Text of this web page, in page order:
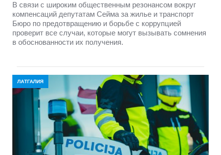
В связи с широким общественным резонансом вокруг
компенсаций депутатам Сейма за жилье и транспорт
Бюро по предотвращению и борьбе с коррупцией
проверит все случаи, которые могут вызывать сомнения
в обоснованности их получения.
ЛАТГАЛИЯ